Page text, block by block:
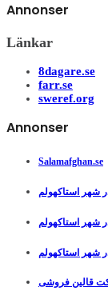
Annonser
Länkar
8dagare.se
farr.se
sweref.org
Annonser
Salamafghan.se
شهر استاکهولم
شهر استاکهولم
استاکهولم
قالین فروشی